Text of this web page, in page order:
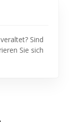
Sind
Sie sich